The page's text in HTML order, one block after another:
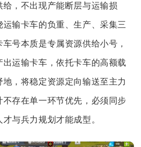
，不出现产能断层与运输损
输卡车的负重、生产、采集三
号本质是专属资源供给小号，
运输卡车，依托卡车的高额载
，将稳定资源定向输送至主力
存在单一环节优先，必须同步
与兵力规划才能成型。